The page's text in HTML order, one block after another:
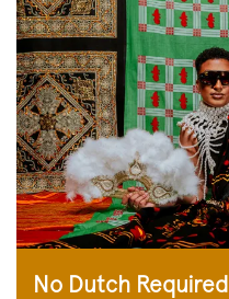
No Dutch Required